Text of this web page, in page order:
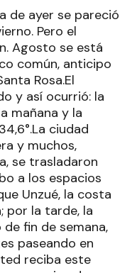
de ayer se pareció
Pero el
Agosto se está
común, anticipo
Rosa.El
y así ocurrió: la
mañana y la
ciudad
y muchos,
se trasladaron
a los espacios
Unzué, la costa
por la tarde, la
fin de semana,
paseando en
reciba este